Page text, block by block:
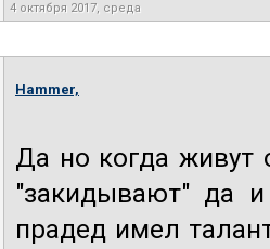
4 октября 2017, среда
Hammer,
Да но когда живут
"закидывают" да
прадед имел